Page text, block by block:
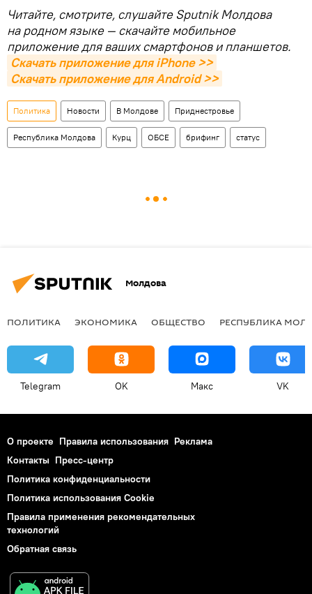
Читайте, смотрите, слушайте Sputnik Молдова
на родном языке — скачайте мобильное
приложение для ваших смартфонов и планшетов.
Скачать приложение для iPhone >>
Скачать приложение для Android >>
Политика Новости В Молдове Приднестровье
Республика Молдова Курц ОБСЕ брифинг статус
Молдова
ПОЛИТИКА ЭКОНОМИКА ОБЩЕСТВО РЕСПУБЛИКА
Telegram OK Макс VK
О проекте Правила использования Реклама
Контакты Пресс-центр
Политика конфиденциальности
Политика использования Cookie
Правила применения рекомендательных
технологий
Обратная связь